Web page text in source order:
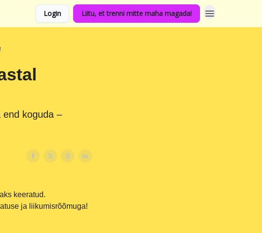
Login Liitu, et trenni mitte maha magada!
end koguda –
keeratud.
ja liikumisrõõmuga!